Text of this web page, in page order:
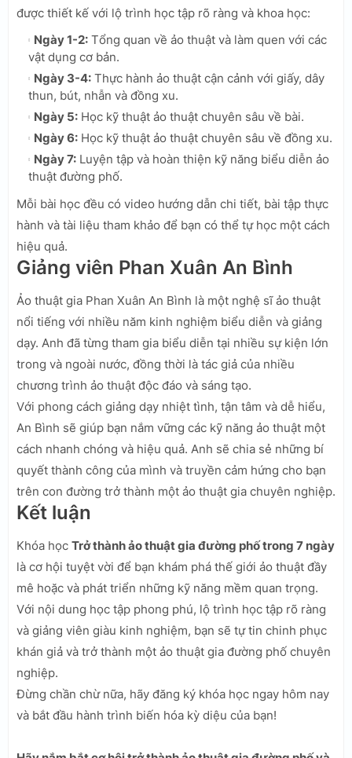
được thiết kế với lộ trình học tập rõ ràng và khoa học:
Ngày 1-2: Tổng quan về ảo thuật và làm quen với các
vật dụng cơ bản.
Ngày 3-4: Thực hành ảo thuật cận cảnh với giấy, dây
thun, bút, nhẫn và đồng xu.
Ngày 5: Học kỹ thuật ảo thuật chuyên sâu về bài.
Ngày 6: Học kỹ thuật ảo thuật chuyên sâu về đồng xu.
Ngày 7: Luyện tập và hoàn thiện kỹ năng biểu diễn ảo
thuật đường phố.
Mỗi bài học đều có video hướng dẫn chi tiết, bài tập thực
hành và tài liệu tham khảo để bạn có thể tự học một cách
hiệu quả.
Giảng viên Phan Xuân An Bình
Ảo thuật gia Phan Xuân An Bình là một nghệ sĩ ảo thuật
nổi tiếng với nhiều năm kinh nghiệm biểu diễn và giảng
dạy. Anh đã từng tham gia biểu diễn tại nhiều sự kiện lớn
trong và ngoài nước, đồng thời là tác giả của nhiều
chương trình ảo thuật độc đáo và sáng tạo.
Với phong cách giảng dạy nhiệt tình, tận tâm và dễ hiểu,
An Bình sẽ giúp bạn nắm vững các kỹ năng ảo thuật một
cách nhanh chóng và hiệu quả. Anh sẽ chia sẻ những bí
quyết thành công của mình và truyền cảm hứng cho bạn
trên con đường trở thành một ảo thuật gia chuyên nghiệp.
Kết luận
Khóa học Trở thành ảo thuật gia đường phố trong 7 ngày
là cơ hội tuyệt vời để bạn khám phá thế giới ảo thuật đầy
mê hoặc và phát triển những kỹ năng mềm quan trọng.
Với nội dung học tập phong phú, lộ trình học tập rõ ràng
và giảng viên giàu kinh nghiệm, bạn sẽ tự tin chinh phục
khán giả và trở thành một ảo thuật gia đường phố chuyên
nghiệp.
Đừng chần chừ nữa, hãy đăng ký khóa học ngay hôm nay
và bắt đầu hành trình biến hóa kỳ diệu của bạn!